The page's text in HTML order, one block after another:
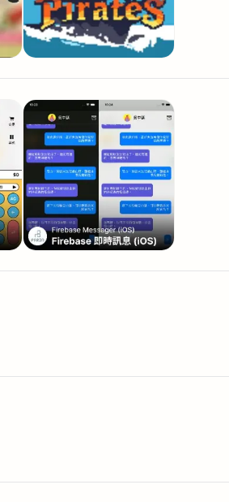
模渲染 Solidworks 插畫
案 設計 動畫製作 服務項目